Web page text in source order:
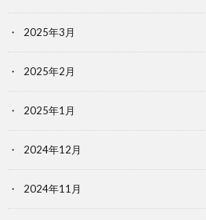
2025年3月
2025年2月
2025年1月
2024年12月
2024年11月